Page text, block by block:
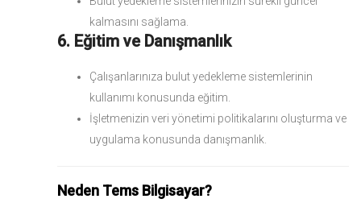
kalmasını sağlama.
6. Eğitim ve Danışmanlık
Çalışanlarınıza bulut yedekleme sistemlerinin
kullanımı konusunda eğitim.
İşletmenizin veri yönetimi politikalarını oluşturma ve
uygulama konusunda danışmanlık.
Neden Tems Bilgisayar?